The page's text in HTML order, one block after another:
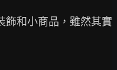
飾和小商品，雖然其實